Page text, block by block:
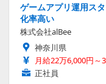
ゲームアプリ運用ス
化率高い
株式会社alBee
神奈川県
月給22万6,000円～
正社員